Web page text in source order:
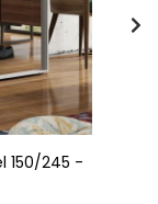
150/245 -